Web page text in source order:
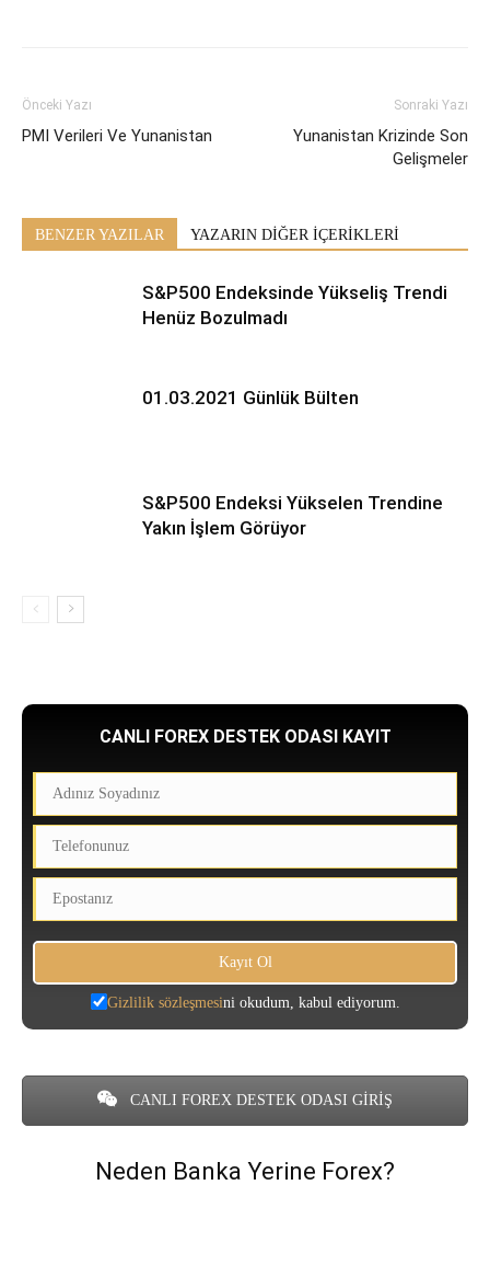
Önceki Yazı
PMI Verileri Ve Yunanistan
Sonraki Yazı
Yunanistan Krizinde Son
Gelişmeler
BENZER YAZILAR YAZARIN DİĞER İÇERİKLERİ
S&P500 Endeksinde Yükseliş Trendi
Henüz Bozulmadı
01.03.2021 Günlük Bülten
S&P500 Endeksi Yükselen Trendine
Yakın İşlem Görüyor
CANLI FOREX DESTEK ODASI KAYIT
Gizlilik sözleşmesini okudum, kabul ediyorum.
CANLI FOREX DESTEK ODASI GİRİŞ
Neden Banka Yerine Forex?